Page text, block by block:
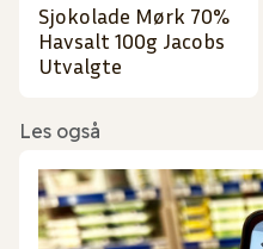
Sjokolade Mørk 70%
Havsalt 100g Jacobs
Utvalgte
Les også